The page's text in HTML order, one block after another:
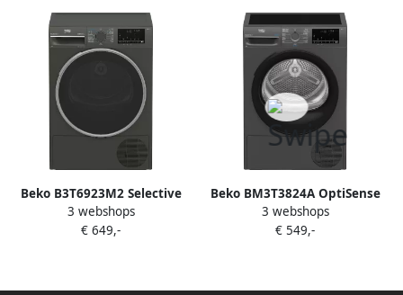
Beko B3T6923M2 Selective
Line Warmtepompdroger
Grijs
3 webshops
€ 649,-
Beko BM3T3824A OptiSense
Warmtepompdroger 8 kg
3 webshops
€ 549,-